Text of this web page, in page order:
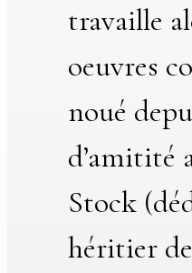
travaille
oeuvres
noué
d’amitité
Stock
héritier